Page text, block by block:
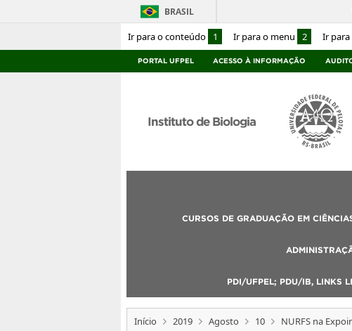
Ir para o conteúdo 1 Ir para o menu 2 Ir para
BRASIL
PORTAL UFPEL ACESSO À INFORMAÇÃO
Instituto de Biologia
CURSOS DE GRADUAÇÃO EM
PDI/UFPEL; PDU/IB, LINKS
Início 2019 Agosto 10 NURFS na